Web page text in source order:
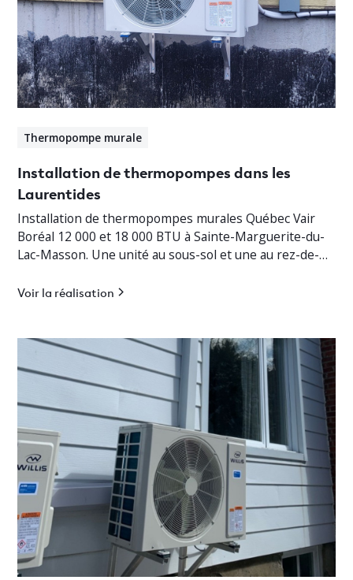
Thermopompe murale
Installation de thermopompes dans les
Laurentides
Installation de thermopompes murales Québec Vair
Boréal 12 000 et 18 000 BTU à Sainte-Marguerite-du-
Lac-Masson. Une unité au sous-sol et une au rez-de-
Voir la réalisation